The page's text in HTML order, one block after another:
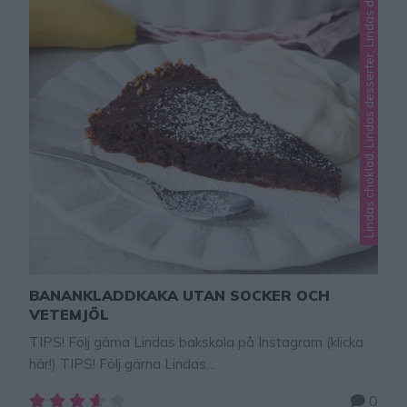
e
BANANKLADDKAKA UTAN SOCKER OCH
VETEMJÖL
TIPS! Följ gärna Lindas bakskola på Instagram (klicka
här!) TIPS! Följ gärna Lindas
0